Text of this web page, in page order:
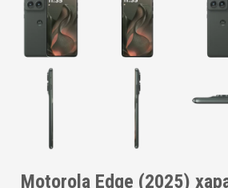
Motorola Edge (2025)